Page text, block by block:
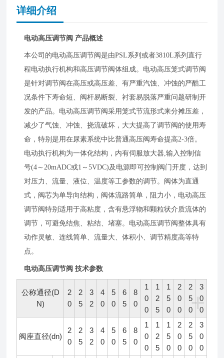
详细介绍
电动高压调节阀 产品概述
本公司的电动高压调节阀是由PSL系列或者3810L系列直行
程电动执行机构和高压调节阀体组成。电动高压笼式调节阀
是针对调节阀在高压或高压差、有严重汽蚀、冲蚀的严酷工
况条件下寿命短、阀杆易断裂、衬套易脱落严重问题研制开
发的产品。电动高压调节阀采用笼式节流形式来分摊压差，
减少了气蚀、冲蚀、挠流破坏，大大提高了调节阀的使用寿
命，特别是用在尿素系统中比普通高压阀寿命提高2-3倍。
电动执行机构为一体化结构，内有伺服放大器,输入控制信
号(4～20mADC或1～5VDC)及电源即可控制阀门开度，达到
对压力、流量、液位、温度等工参数的调节。阀体为直通
式，阀芯为单导向结构，阀体流路简单，阻力小，电动高压
调节阀特别适用于高粘度，含有悬浮物和颗粒状介质流体的
调节，可避免结焦、粘结、堵塞。电动高压调节阀整体具有
动作灵敏、连线简单、流量大、体积小、调节精度高等特
点。
电动高压调节阀 技术参数
+
公称通径(D
N)
2
0
2
5
3
2
4
0
5
0
6
5
8
0
1
0
0
1
2
5
1
5
0
2
0
0
2
5
0
3
0
0
阀座直径(dn)
2
0
2
5
3
2
4
0
5
0
6
5
8
0
1
0
0
1
2
5
1
5
0
2
0
0
2
5
0
3
0
0